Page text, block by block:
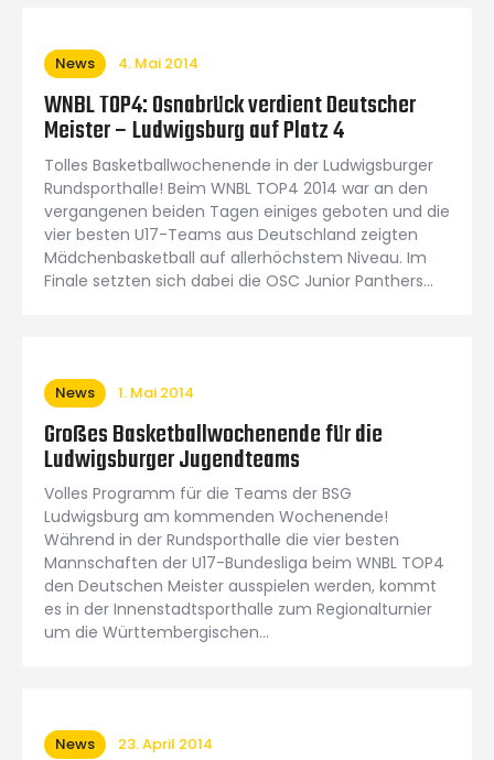
News 4. Mai 2014
WNBL TOP4: Osnabrück verdient Deutscher
Meister – Ludwigsburg auf Platz 4
Tolles Basketballwochenende in der Ludwigsburger
Rundsporthalle! Beim WNBL TOP4 2014 war an den
vergangenen beiden Tagen einiges geboten und die
vier besten U17-Teams aus Deutschland zeigten
Mädchenbasketball auf allerhöchstem Niveau. Im
Finale setzten sich dabei die OSC Junior Panthers…
News 1. Mai 2014
Großes Basketballwochenende für die
Ludwigsburger Jugendteams
Volles Programm für die Teams der BSG
Ludwigsburg am kommenden Wochenende!
Während in der Rundsporthalle die vier besten
Mannschaften der U17-Bundesliga beim WNBL TOP4
den Deutschen Meister ausspielen werden, kommt
es in der Innenstadtsporthalle zum Regionalturnier
um die Württembergischen…
News 23. April 2014